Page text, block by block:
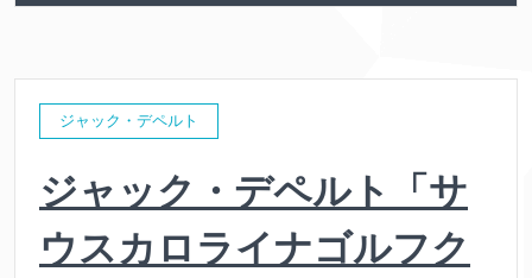
ジャック・デペルト
ジャック・デペルト「サ
ウスカロライナゴルフク